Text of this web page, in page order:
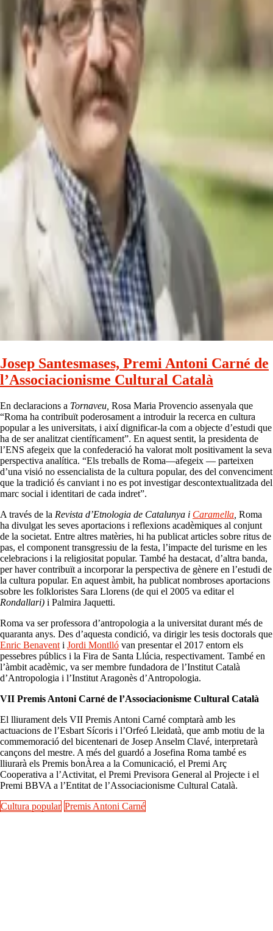
Josep Santesmases, Premi Antoni Carné de
l’Associacionisme Cultural Català
En declaracions a Tornaveu, Rosa Maria Provencio assenyala que
“Roma ha contribuït poderosament a introduir la recerca en cultura
popular a les universitats, i així dignificar-la com a objecte d’estudi que
ha de ser analitzat científicament”. En aquest sentit, la presidenta de
l’ENS afegeix que la confederació ha valorat molt positivament la seva
perspectiva analítica. “Els treballs de Roma—afegeix — parteixen
d’una visió no essencialista de la cultura popular, des del convenciment
que la tradició és canviant i no es pot investigar descontextualitzada del
marc social i identitari de cada indret”.
A través de la Revista d’Etnologia de Catalunya i Caramella Roma
ha divulgat les seves aportacions i reflexions acadèmiques al conjunt
de la societat. Entre altres matèries, hi ha publicat articles sobre ritus de
pas, el component transgressiu de la festa, l’impacte del turisme en les
celebracions i la religiositat popular. També ha destacat, d’altra banda,
per haver contribuït a incorporar la perspectiva de gènere en l’estudi de
la cultura popular. En aquest àmbit, ha publicat nombroses aportacions
sobre les folkloristes Sara Llorens (de qui el 2005 va editar el
Rondallari) i Palmira Jaquetti.
Roma va ser professora d’antropologia a la universitat durant més de
quaranta anys. Des d’aquesta condició, va dirigir les tesis doctorals que
Enric Benavent i Jordi Montlló van presentar el 2017 entorn els
pessebres públics i la Fira de Santa Llúcia, respectivament. També en
l’àmbit acadèmic, va ser membre fundadora de l’Institut Català
d’Antropologia i l’Institut Aragonès d’Antropologia.
VII Premis Antoni Carné de l’Associacionisme Cultural Català
El lliurament dels VII Premis Antoni Carné comptarà amb les
actuacions de l’Esbart Sícoris i l’Orfeó Lleidatà, que amb motiu de la
commemoració del bicentenari de Josep Anselm Clavé, interpretarà
cançons del mestre. A més del guardó a Josefina Roma també es
lliurarà els Premis bonÀrea a la Comunicació, el Premi Arç
Cooperativa a l’Activitat, el Premi Previsora General al Projecte i el
Premi BBVA a l’Entitat de l’Associacionisme Cultural Català.
Cultura popular Premis Antoni Carné